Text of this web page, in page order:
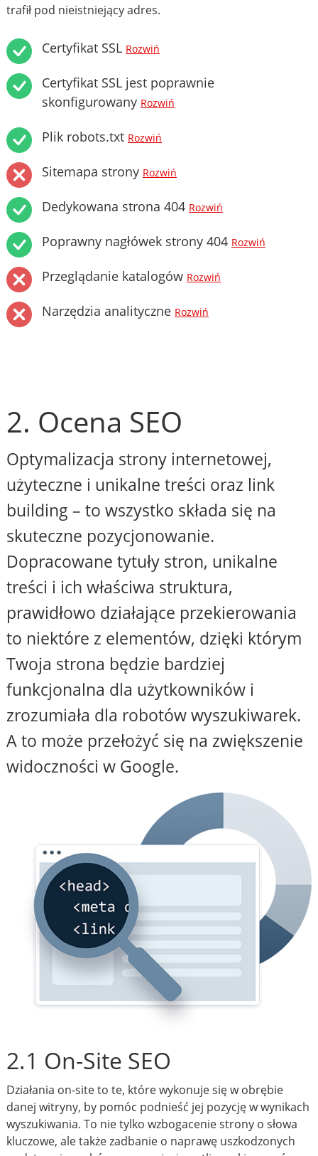
trafił pod nieistniejący adres.
Certyfikat SSL Rozwiń
Certyfikat SSL jest poprawnie
skonfigurowany Rozwiń
Plik robots.txt Rozwiń
Sitemapa strony Rozwiń
Dedykowana strona 404 Rozwiń
Poprawny nagłówek strony 404 Rozwiń
Przeglądanie katalogów Rozwiń
Narzędzia analityczne Rozwiń
2. Ocena SEO
Optymalizacja strony internetowej,
użyteczne i unikalne treści oraz link
building – to wszystko składa się na
skuteczne pozycjonowanie.
Dopracowane tytuły stron, unikalne
treści i ich właściwa struktura,
prawidłowo działające przekierowania
to niektóre z elementów, dzięki którym
Twoja strona będzie bardziej
funkcjonalna dla użytkowników i
zrozumiała dla robotów wyszukiwarek.
A to może przełożyć się na zwiększenie
widoczności w Google.
2.1 On-Site SEO
Działania on-site to te, które wykonuje się w obrębie
danej witryny, by pomóc podnieść jej pozycję w wynikach
wyszukiwania. To nie tylko wzbogacenie strony o słowa
kluczowe, ale także zadbanie o naprawę uszkodzonych